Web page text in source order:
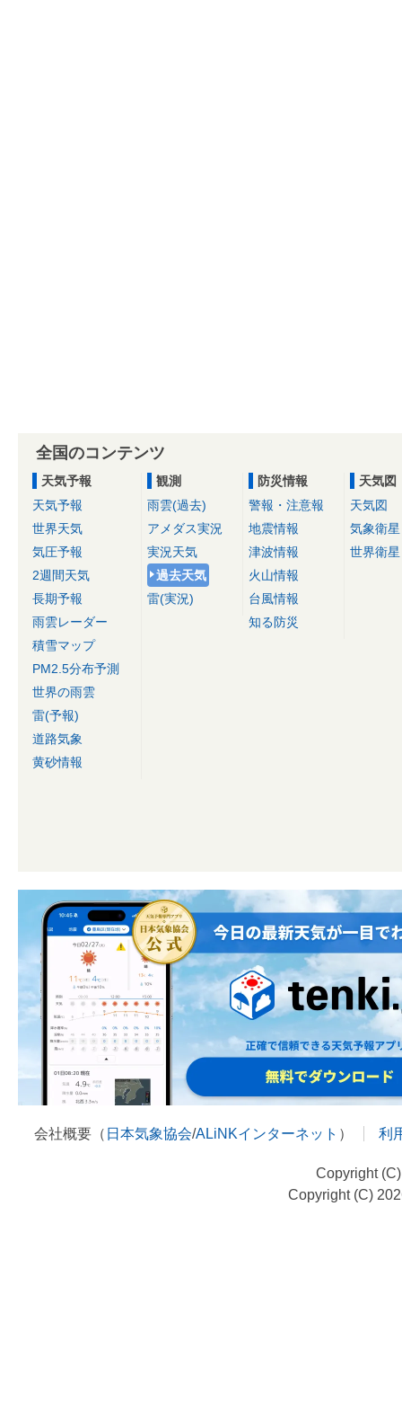
全国のコンテンツ
天気予報
天気予報
世界天気
気圧予報
2週間天気
長期予報
雨雲レーダー
積雪マップ
PM2.5分布予測
世界の雨雲
雷(予報)
道路気象
黄砂情報
観測
雨雲(過去)
アメダス実況
実況天気
過去天気
雷(実況)
防災情報
警報・注意報
地震情報
津波情報
火山情報
台風情報
知る防災
天気図
天気図
気象衛星
世界衛星
会社概要（ 日本気象協会/ALiNKインターネット ） 利
Copyright
Copyright (C)